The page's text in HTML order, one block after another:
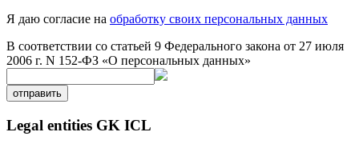
Я даю согласие на обработку своих персональных данных
В соответствии со статьей 9 Федерального закона от 27 июля
2006 г. N 152-ФЗ «О персональных данных»
отправить
Legal entities GK ICL